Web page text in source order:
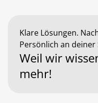
Klare Lösungen.
Persönlich an deiner
Weil wir
mehr!